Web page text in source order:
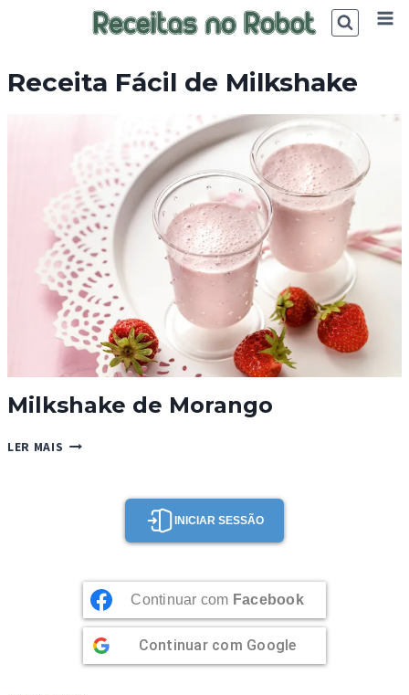
Receita Fácil de Milkshake
Milkshake de Morango
LER MAIS MILKSHAKE
INICIAR SESSÃO
Continuar com Facebook
Continuar com Google